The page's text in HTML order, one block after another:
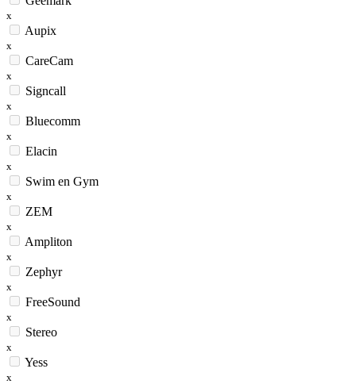
x
Aupix
x
CareCam
x
Signcall
x
Bluecomm
x
Elacin
x
Swim en Gym
x
ZEM
x
Ampliton
x
Zephyr
x
FreeSound
x
Stereo
x
Yess
x